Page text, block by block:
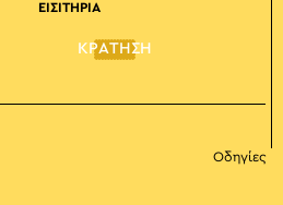
ΕΙΣΙΤΗΡΙΑ
ΚΡΑΤΗΣΗ
Οδηγίες